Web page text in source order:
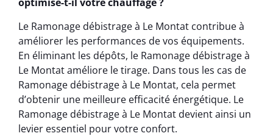
Le Ramonage débistrage à Le Montat contribue à
améliorer les performances de vos équipements.
En éliminant les dépôts, le Ramonage débistrage à
Le Montat améliore le tirage. Dans tous les cas de
Ramonage débistrage à Le Montat, cela permet
d’obtenir une meilleure efficacité énergétique. Le
Ramonage débistrage à Le Montat devient ainsi un
levier essentiel pour votre confort.